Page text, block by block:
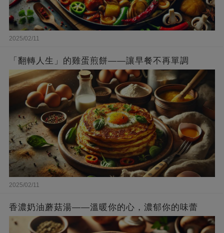
2025/02/11
「翻轉人生」的雞蛋煎餅——讓早餐不再單調
2025/02/11
香濃奶油蘑菇湯——溫暖你的心，濃郁你的味蕾